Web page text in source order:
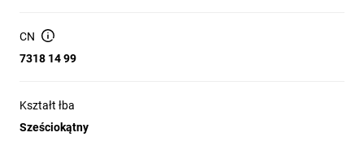
CN
7318 14 99
Kształt łba
Sześciokątny